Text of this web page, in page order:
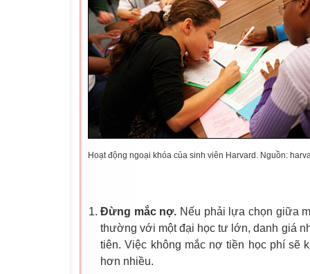
Hoạt động ngoại khóa của sinh viên Harvard. Nguồn:
Đừng mắc nợ. Nếu phải lựa chọn giữa
thường với một đại học tư lớn, danh giá
tiên. Việc không mắc nợ tiền học phí sẽ
hơn nhiều.